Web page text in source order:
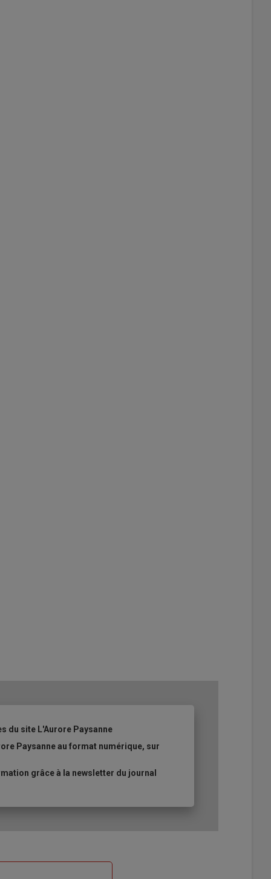
du site L'Aurore Paysanne
Paysanne au format numérique, sur
grâce à la newsletter du journal